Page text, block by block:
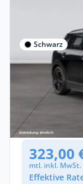
Schwarz
Privat &
MINI One
Benzin •
Gebraucht
323,00
mtl. inkl. MwSt.
Effektive